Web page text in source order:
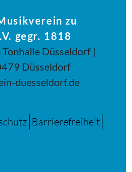
zu
gegr. 1818
Düsseldorf |
Düsseldorf
duesseldorf.de
Barrierefreiheit